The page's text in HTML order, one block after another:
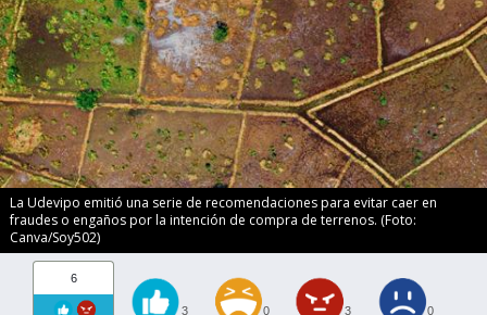
La Udevipo emitió una serie de recomendaciones para evitar caer en
fraudes o engaños por la intención de compra de terrenos. (Foto:
Canva/Soy502)
6
3 0 3 0